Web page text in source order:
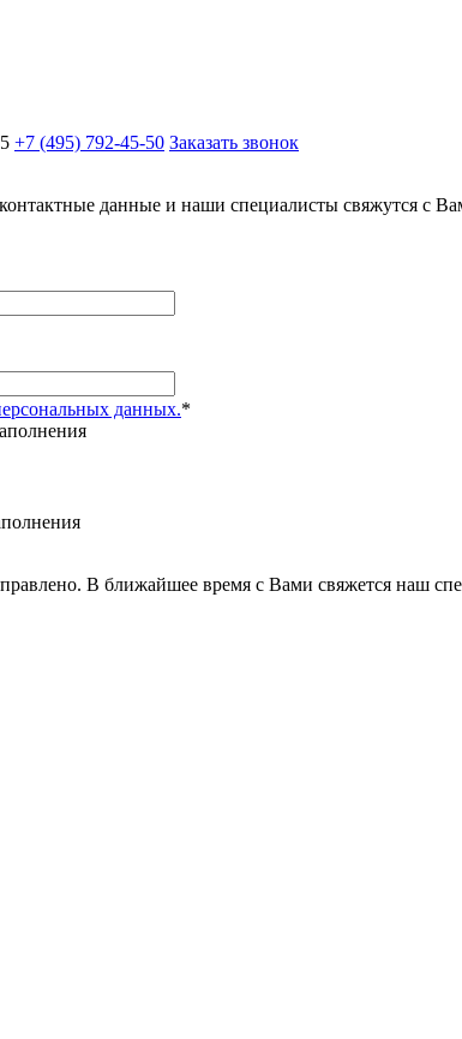
+7 (495) 792-45-50 Заказать звонок
данные и наши специалисты свяжутся с
данных.*
В ближайшее время с Вами свяжется наш